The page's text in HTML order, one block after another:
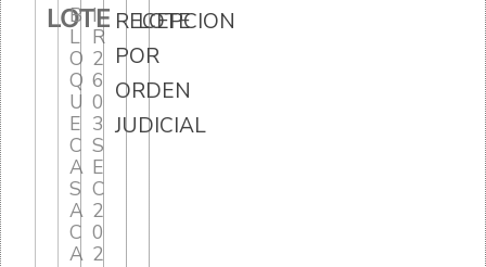
LOTE
B
L
O
Q
U
E
C
A
S
A
C
A
I
R
2
6
0
3
S
E
C
2
0
2
RECEPCION
POR
ORDEN
JUDICIAL
LOTE